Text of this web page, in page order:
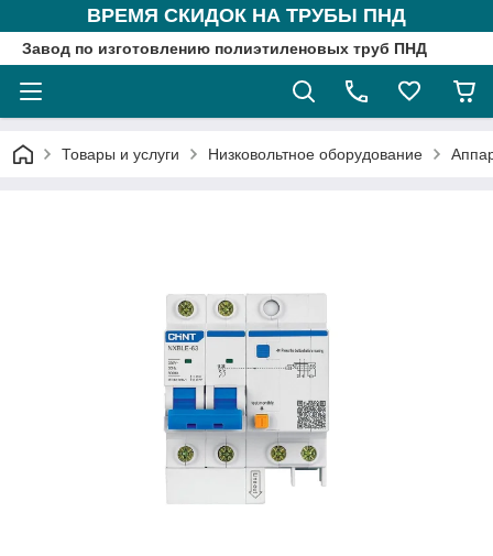
ВРЕМЯ СКИДОК НА ТРУБЫ ПНД
Завод по изготовлению полиэтиленовых труб ПНД
Товары и услуги Низковольтное оборудование